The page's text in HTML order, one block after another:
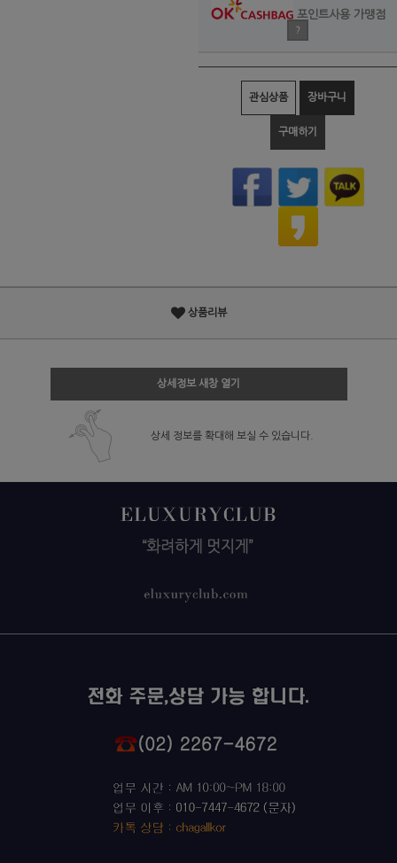
포인트사용 가맹점
?
관심상품 장바구니
구매하기
상품리뷰
상세정보 새창 열기
상세 정보를 확대해 보실 수 있습니다.